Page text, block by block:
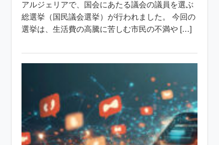
アルジェリアで、国会にあたる議会の議員を選ぶ
総選挙（国民議会選挙）が行われました。 今回の
選挙は、生活費の高騰に苦しむ市民の不満や […]